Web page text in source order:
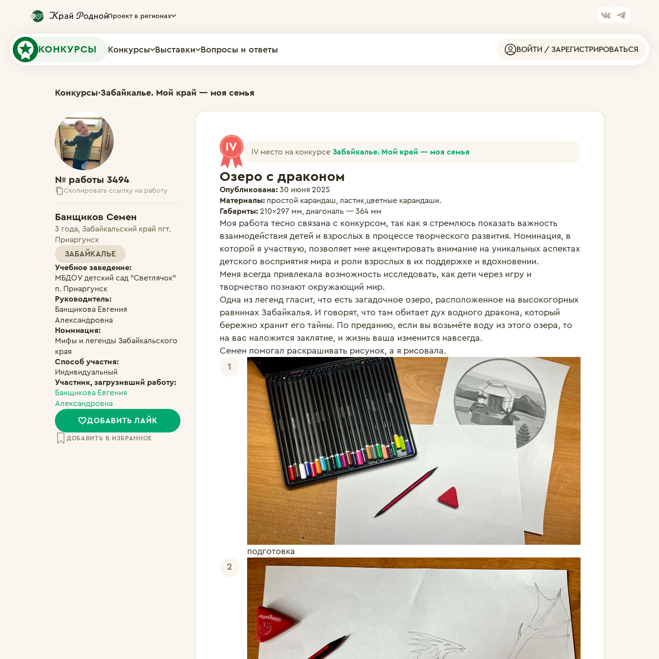
Проект в регионах
КОНКУРСЫ Конкурсы Выставки Вопросы и ответы ВОЙТИ / ЗАРЕГИСТРИРОВАТЬСЯ
Конкурсы·Забайкалье. Мой край — моя семья
№ работы 3494
Скопировать ссылку на работу
Банщиков Семен
3 года, Забайкальский край пгт.
Приаргунск
ЗАБАЙКАЛЬЕ
Учебное заведение:
МБДОУ детский сад "Светлячок"
п. Приаргунск
Руководитель:
Банщикова Евгения
Александровна
Номинация:
Мифы и легенды Забайкальского
края
Способ участия:
Индивидуальный
Участник, загрузивший работу:
Банщикова Евгения
Александровна
ДОБАВИТЬ ЛАЙК
ДОБАВИТЬ В ИЗБРАННОЕ
IV место на конкурсе Забайкалье. Мой край — моя семья
Озеро с драконом
Опубликована: 30 июня 2025
Материалы: простой карандаш, ластик,цветные карандаши.
Габариты: 210×297 мм, диагональ — 364 мм
Моя работа тесно связана с конкурсом, так как я стремлюсь показать важность
взаимодействия детей и взрослых в процессе творческого развития. Номинация, в
которой я участвую, позволяет мне акцентировать внимание на уникальных аспектах
детского восприятия мира и роли взрослых в их поддержке и вдохновении.
Меня всегда привлекала возможность исследовать, как дети через игру и
творчество познают окружающий мир.
Одна из легенд гласит, что есть загадочное озеро, расположенное на высокогорных
равнинах Забайкалья. И говорят, что там обитает дух водного дракона, который
бережно хранит его тайны. По преданию, если вы возьмёте воду из этого озера, то
на вас наложится заклятие, и жизнь ваша изменится навсегда.
Семен помогал раскрашивать рисунок, а я рисовала.
1
подготовка
2